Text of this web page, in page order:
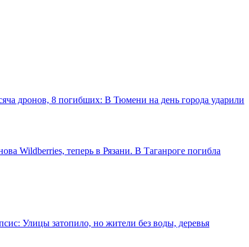
дронов, 8 погибших: В Тюмени на день города ударили
Wildberries, теперь в Рязани. В Таганроге погибла
Улицы затопило, но жители без воды, деревья